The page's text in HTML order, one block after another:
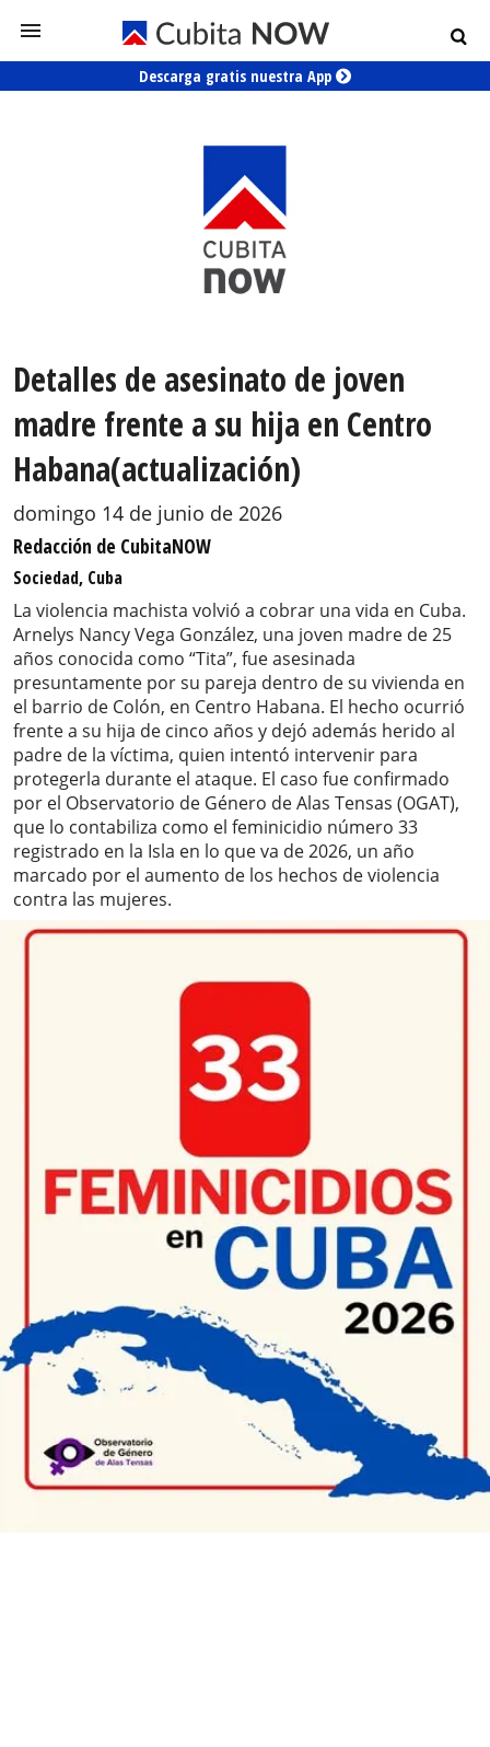
Descarga gratis nuestra App
Detalles de asesinato de joven
madre frente a su hija en Centro
Habana(actualización)
domingo 14 de junio de 2026
Redacción de CubitaNOW
Sociedad, Cuba
La violencia machista volvió a cobrar una vida en Cuba.
Arnelys Nancy Vega González, una joven madre de 25
años conocida como “Tita”, fue asesinada
presuntamente por su pareja dentro de su vivienda en
el barrio de Colón, en Centro Habana. El hecho ocurrió
frente a su hija de cinco años y dejó además herido al
padre de la víctima, quien intentó intervenir para
protegerla durante el ataque. El caso fue confirmado
por el Observatorio de Género de Alas Tensas (OGAT),
que lo contabiliza como el feminicidio número 33
registrado en la Isla en lo que va de 2026, un año
marcado por el aumento de los hechos de violencia
contra las mujeres.